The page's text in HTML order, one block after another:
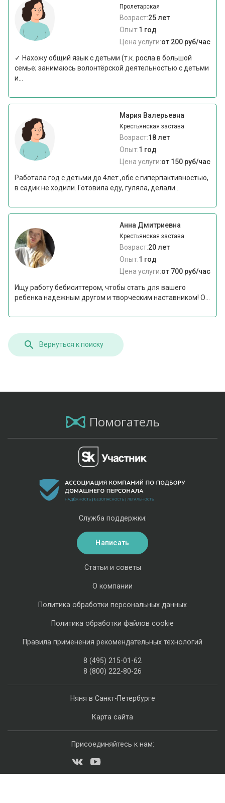
Пролетарская
Возраст:25 лет
Опыт:1 год
Цена услуги:от 200 руб/час
✓ Нахожу общий язык с детьми (т.к. росла в большой
семье; занимаюсь волонтёрской деятельностью с детьми
и...
Мария Валерьевна
Крестьянская застава
Возраст:18 лет
Опыт:1 год
Цена услуги:от 150 руб/час
Работала год с детьми до 4лет ,обе с гиперпактивностью,
в садик не ходили. Готовила еду, гуляла, делали...
Анна Дмитриевна
Крестьянская застава
Возраст:20 лет
Опыт:1 год
Цена услуги:от 700 руб/час
Ищу работу бебиситтером, чтобы стать для вашего
ребенка надежным другом и творческим наставником! О...
Вернуться к поиску
Помогатель
Няня в Санкт-Петербурге
Карта сайта
Статьи и советы
О компании
Политика обработки персональных данных
Политика обработки файлов cookie
Правила применения рекомендательных технологий
8 (495) 215-01-62
8 (800) 222-80-26
Служба поддержки:
Написать
Присоединяйтесь к нам: